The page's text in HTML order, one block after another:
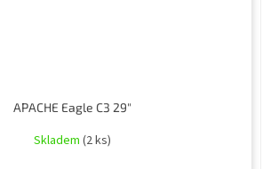
APACHE Eagle C3 29"
Skladem (2 ks)